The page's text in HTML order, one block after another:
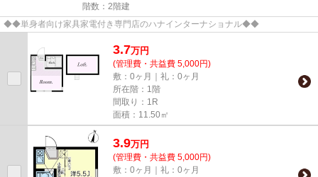
階数：2階建
◆◆単身者向け家具家電付き専門店のハナインターナショナル◆◆
3.7万円
(管理費・共益費 5,000円)
敷：0ヶ月｜礼：0ヶ月
所在階：1階
間取り：1R
面積：11.50㎡
3.9万円
(管理費・共益費 5,000円)
敷：0ヶ月｜礼：0ヶ月